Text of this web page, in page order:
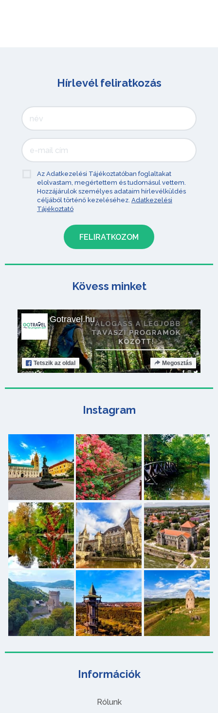
Információk
Rólunk
Hírlevél feliratkozás
Az Adatkezelési Tájékoztatóban foglaltakat
elolvastam, megértettem és tudomásul vettem.
Hozzájárulok személyes adataim hírlevélküldés
céljából történő kezeléséhez. Adatkezelési
Tájékoztató
Kövess minket
Gotravel.hu
Tetszik az oldal Megosztás
Instagram